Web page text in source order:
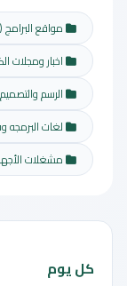
مواقع البرامج(188)
اخبار ومجلات
الرسم
لغات البرمجه
مشغلات
كل يوم